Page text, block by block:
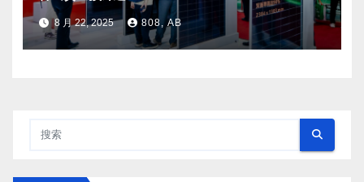
8 月 22, 2025 808, AB